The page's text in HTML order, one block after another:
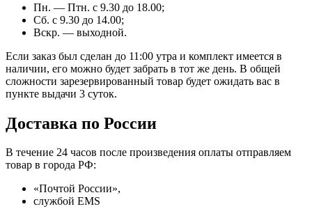
Пн. — Птн. с 9.30 до 18.00;
Сб. с 9.30 до 14.00;
Вскр. — выходной.
Если заказ был сделан до 11:00 утра и комплект имеется в
наличии, его можно будет забрать в тот же день. В общей
сложности зарезервированный товар будет ожидать вас в
пункте выдачи 3 суток.
Доставка по России
В течение 24 часов после произведения оплаты отправляем
товар в города РФ:
«Почтой России»,
службой EMS